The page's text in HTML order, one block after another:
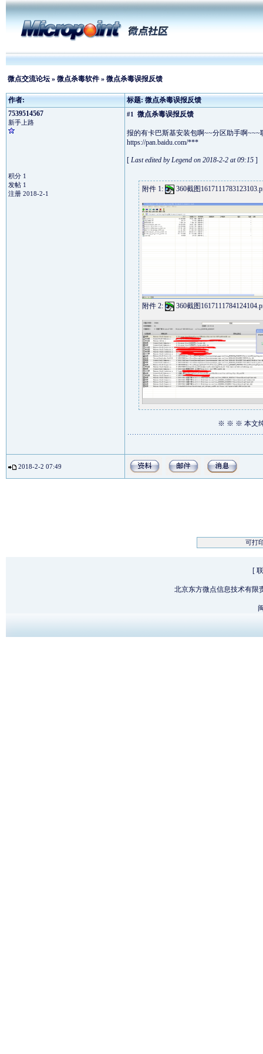
微点交流论坛 » 微点杀毒软件» 微点杀毒误报反馈
作者:
标题: 微点杀毒误报反馈
7539514567
新手上路
积分 1
发帖 1
注册 2018-2-1
#1 微点杀毒误报反馈
报的有卡巴斯基安装包啊~~分区助手啊
https://pan.baidu.com/***
[ Last edited by Legend on 2018-2-2 at 09:15 ]
附件 1: 360截图
附件 2: 360截图
※ ※ ※ 本文纯
2018-2-2 07:49
可打
[
北京东方微点信息技术有限